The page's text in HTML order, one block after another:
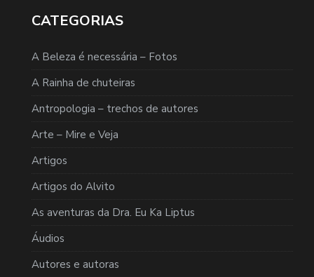
CATEGORIAS
A Beleza é necessária – Fotos
A Rainha de chuteiras
Antropologia – trechos de autores
Arte – Mire e Veja
Artigos
Artigos do Alvito
As aventuras da Dra. Eu Ka Liptus
Áudios
Autores e autoras